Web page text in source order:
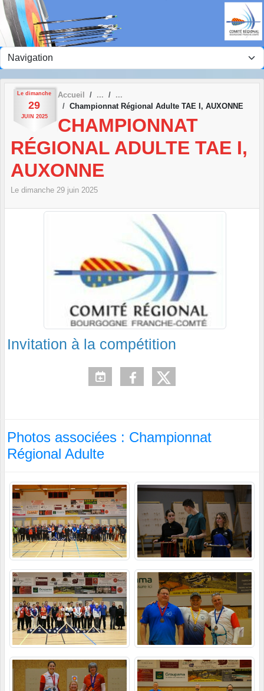
Le dimanche
29
JUIN 2025
Accueil
Championnat Régional Adulte TAE I, AUXONNE
CHAMPIONNAT
RÉGIONAL ADULTE TAE I,
AUXONNE
Le dimanche 29 juin 2025
Invitation à la compétition
Photos associées : Championnat
Régional Adulte
Panneau de gestion des cookies